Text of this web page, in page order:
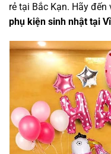
rẻ tại Bắc Kạn. Hãy đến
phụ kiện sinh nhật tại